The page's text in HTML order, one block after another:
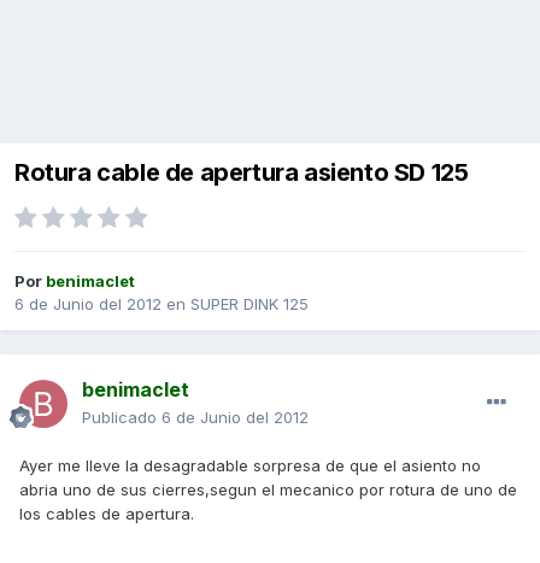
Rotura cable de apertura asiento SD 125
Por benimaclet
6 de Junio del 2012 en SUPER DINK 125
benimaclet
Publicado 6 de Junio del 2012
Ayer me lleve la desagradable sorpresa de que el asiento no
abria uno de sus cierres,segun el mecanico por rotura de uno de
los cables de apertura.